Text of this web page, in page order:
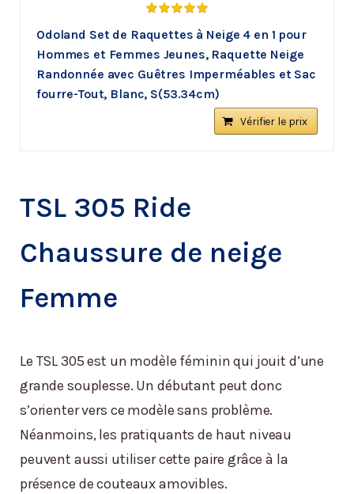
Odoland Set de Raquettes à Neige 4 en 1 pour
Hommes et Femmes Jeunes, Raquette Neige
Randonnée avec Guêtres Imperméables et Sac
fourre-Tout, Blanc, S(53.34cm)
Vérifier le prix
TSL 305 Ride
Chaussure de neige
Femme
Le TSL 305 est un modèle féminin qui jouit d’une
grande souplesse. Un débutant peut donc
s’orienter vers ce modèle sans problème.
Néanmoins, les pratiquants de haut niveau
peuvent aussi utiliser cette paire grâce à la
présence de couteaux amovibles.